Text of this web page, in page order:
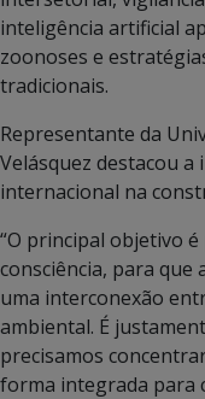
inteligência artificial
zoonoses e
tradicionais.
Representante da
Velásquez destacou
internacional na
“O principal objetivo
consciência, para que
uma interconexão
ambiental. É
precisamos
forma integrada para